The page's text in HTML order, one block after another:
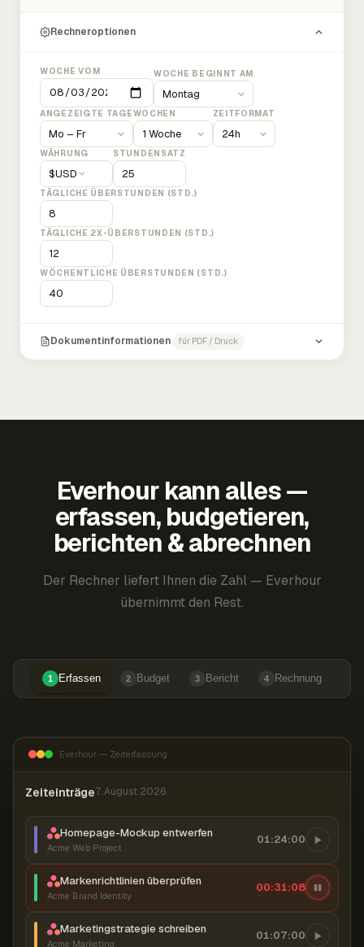
Rechneroptionen
WOCHE VOM WOCHE BEGINNT AM
ANGEZEIGTE TAGEWOCHEN ZEITFORMAT
WÄHRUNG
$USD
STUNDENSATZ
TÄGLICHE ÜBERSTUNDEN (STD.)
TÄGLICHE 2X-ÜBERSTUNDEN (STD.)
WÖCHENTLICHE ÜBERSTUNDEN (STD.)
Dokumentinformationen für PDF / Druck
Everhour kann alles —
erfassen, budgetieren,
berichten & abrechnen
Der Rechner liefert Ihnen die Zahl — Everhour
übernimmt den Rest.
1 Erfassen 2 Budget 3 Bericht 4 Rechnung
Everhour — Zeiterfassung
Zeiteinträge7. August 2026
Homepage-Mockup entwerfen
Acme Web Project
01:24:00
Markenrichtlinien überprüfen
Acme Brand Identity
00:31:09
Marketingstrategie schreiben
Acme Marketing
01:07:00